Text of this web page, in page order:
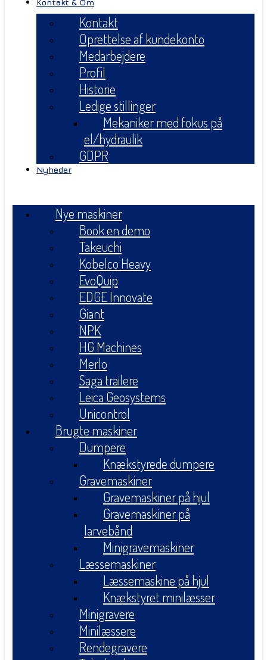
Kontakt & Om
Kontakt
Oprettelse af kundekonto
Medarbejdere
Profil
Historie
Ledige stillinger
Mekaniker med fokus på
el/hydraulik
GDPR
Nyheder
Nye maskiner
Book en demo
Takeuchi
Kobelco Heavy
EvoQuip
EDGE Innovate
Giant
NPK
HG Machines
Merlo
Saga trailere
Leica Geosystems
Unicontrol
Brugte maskiner
Dumpere
Knækstyrede dumpere
Gravemaskiner
Gravemaskiner på hjul
Gravemaskiner på
larvebånd
Minigravemaskiner
Læssemaskiner
Læssemaskine på hjul
Knækstyret minilæsser
Minigravere
Minilæssere
Rendegravere